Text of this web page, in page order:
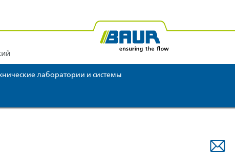
лаборатории и системы
BAUR Океания